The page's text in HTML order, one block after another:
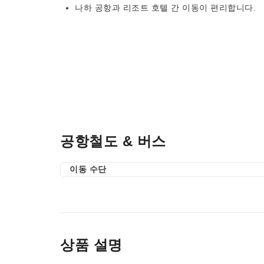
나하 공항과 리조트 호텔 간 이동이 편리합니다.
공항철도 & 버스
이동 수단
상품 설명